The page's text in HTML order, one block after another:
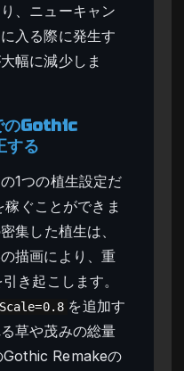
、ニューキャン
入る際に発生す
幅に減少しま
のGothic
する
1つの植生設定だ
ぐことができま
集した植生は、
描画により、重
き起こします。
を追加す
草や茂みの総量
Remakeの